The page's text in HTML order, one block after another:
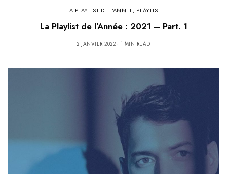
LA PLAYLIST DE L'ANNEE, PLAYLIST
La Playlist de l’Année : 2021 – Part. 1
2 JANVIER 2022 1 MIN READ